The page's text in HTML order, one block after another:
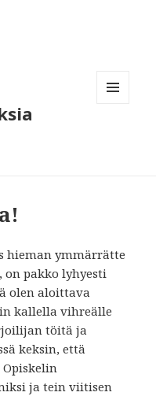
hieman ymmärrätte
pakko lyhyesti
olen aloittava
kallella vihreälle
töitä ja
keksin, että
ja tein viitisen